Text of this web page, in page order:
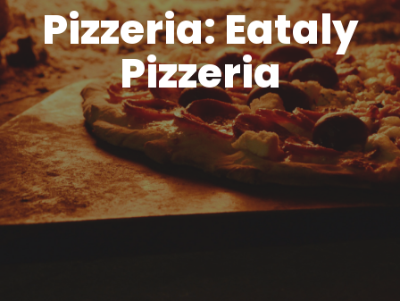
Pizzeria: Eataly
Pizzeria